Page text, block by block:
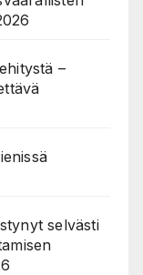
–
selvästi